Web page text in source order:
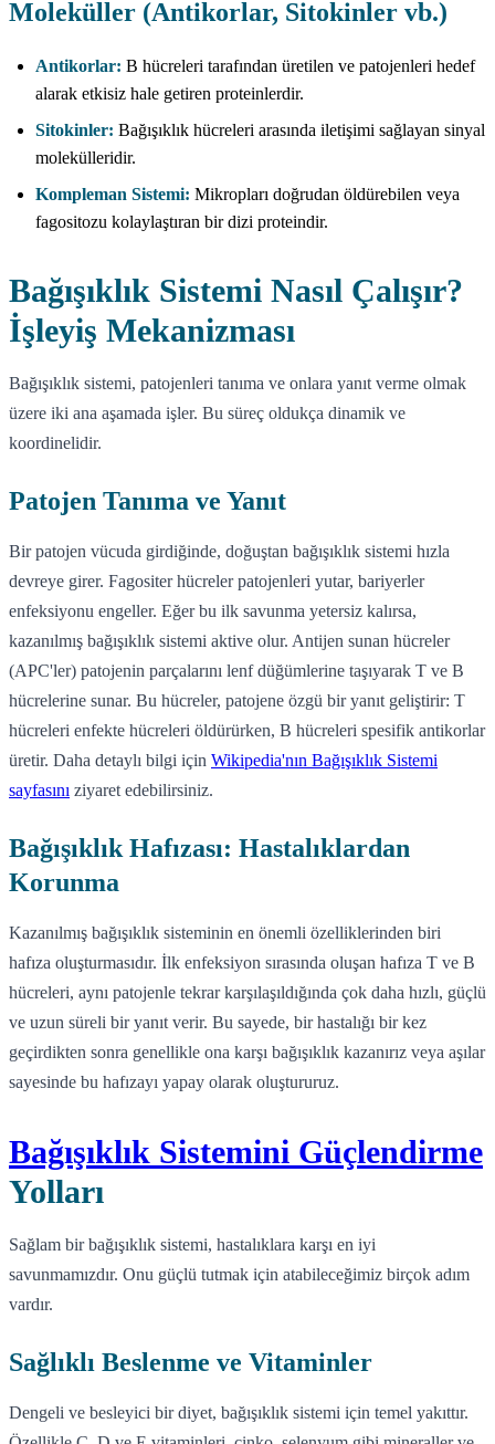
Moleküller (Antikorlar, Sitokinler vb.)
Antikorlar: B hücreleri tarafından üretilen ve patojenleri hedef
alarak etkisiz hale getiren proteinlerdir.
Sitokinler: Bağışıklık hücreleri arasında iletişimi sağlayan sinyal
molekülleridir.
Kompleman Sistemi: Mikropları doğrudan öldürebilen veya
fagositozu kolaylaştıran bir dizi proteindir.
Bağışıklık Sistemi Nasıl Çalışır?
İşleyiş Mekanizması
Bağışıklık sistemi, patojenleri tanıma ve onlara yanıt verme olmak
üzere iki ana aşamada işler. Bu süreç oldukça dinamik ve
koordinelidir.
Patojen Tanıma ve Yanıt
Bir patojen vücuda girdiğinde, doğuştan bağışıklık sistemi hızla
devreye girer. Fagositer hücreler patojenleri yutar, bariyerler
enfeksiyonu engeller. Eğer bu ilk savunma yetersiz kalırsa,
kazanılmış bağışıklık sistemi aktive olur. Antijen sunan hücreler
(APC'ler) patojenin parçalarını lenf düğümlerine taşıyarak T ve B
hücrelerine sunar. Bu hücreler, patojene özgü bir yanıt geliştirir: T
hücreleri enfekte hücreleri öldürürken, B hücreleri spesifik antikorlar
üretir. Daha detaylı bilgi için Wikipedia'nın Bağışıklık Sistemi
sayfasını ziyaret edebilirsiniz.
Bağışıklık Hafızası: Hastalıklardan
Korunma
Kazanılmış bağışıklık sisteminin en önemli özelliklerinden biri
hafıza oluşturmasıdır. İlk enfeksiyon sırasında oluşan hafıza T ve B
hücreleri, aynı patojenle tekrar karşılaşıldığında çok daha hızlı, güçlü
ve uzun süreli bir yanıt verir. Bu sayede, bir hastalığı bir kez
geçirdikten sonra genellikle ona karşı bağışıklık kazanırız veya aşılar
sayesinde bu hafızayı yapay olarak oluştururuz.
Bağışıklık Sistemini Güçlendirme
Yolları
Sağlam bir bağışıklık sistemi, hastalıklara karşı en iyi
savunmamızdır. Onu güçlü tutmak için atabileceğimiz birçok adım
vardır.
Sağlıklı Beslenme ve Vitaminler
Dengeli ve besleyici bir diyet, bağışıklık sistemi için temel yakıttır.